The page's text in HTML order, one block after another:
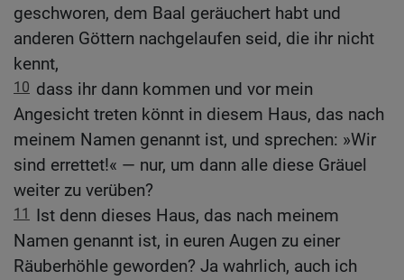
geschworen, dem Baal geräuchert habt und
anderen Göttern nachgelaufen seid, die ihr nicht
kennt,
10 dass ihr dann kommen und vor mein
Angesicht treten könnt in diesem Haus, das nach
meinem Namen genannt ist, und sprechen: »Wir
sind errettet!« — nur, um dann alle diese Gräuel
weiter zu verüben?
11
Ist denn dieses Haus, das nach meinem
Namen genannt ist, in euren Augen zu einer
Räuberhöhle geworden? Ja wahrlich, auch ich